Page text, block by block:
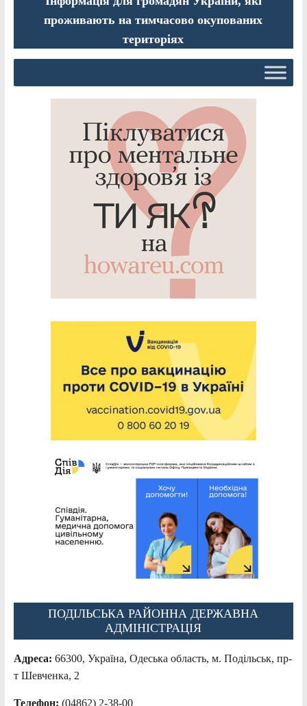
проживають на тимчасово окупованих
територіях
ПОДІЛЬСЬКА РАЙОННА ДЕРЖАВНА
АДМІНІСТРАЦІЯ
Адреса: 66300, Україна, Одеська область, м. Подільськ, пр-
т Шевченка, 2
Телефон: (04862) 2-38-00